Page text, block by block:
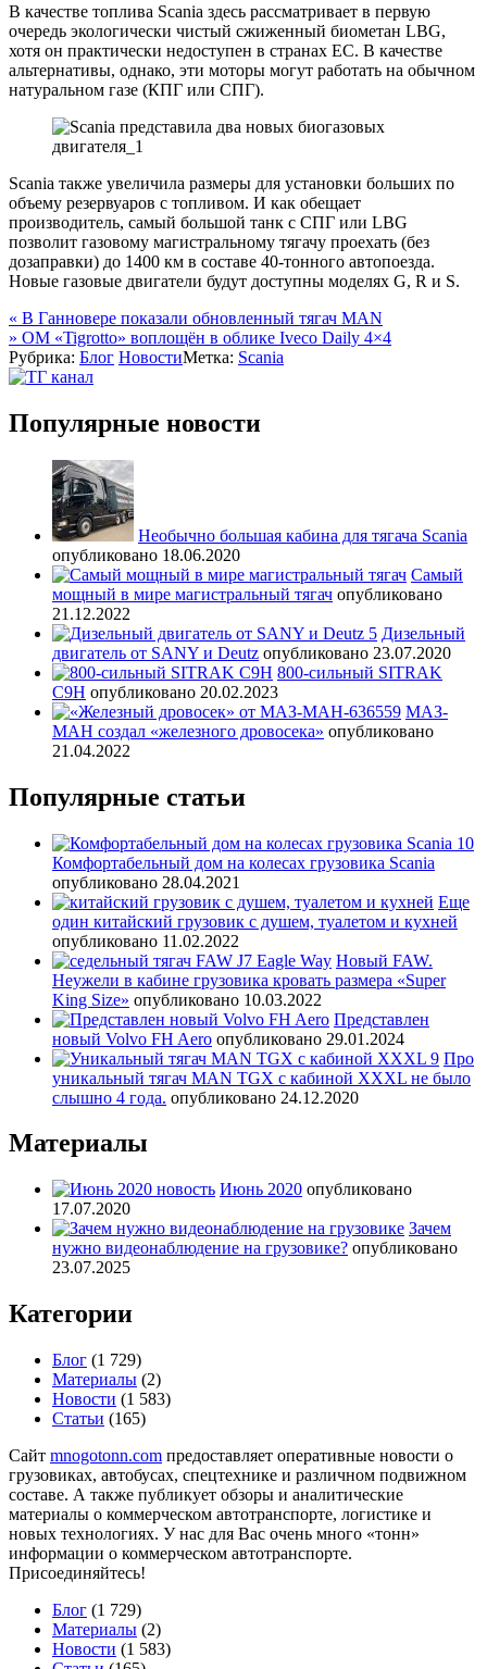
В качестве топлива Scania здесь рассматривает в первую
очередь экологически чистый сжиженный биометан LBG,
хотя он практически недоступен в странах ЕС. В качестве
альтернативы, однако, эти моторы могут работать на обычном
натуральном газе (КПГ или СПГ).
Scania также увеличила размеры для установки больших по
объему резервуаров с топливом. И как обещает
производитель, самый большой танк с СПГ или LBG
позволит газовому магистральному тягачу проехать (без
дозаправки) до 1400 км в составе 40-тонного автопоезда.
Новые газовые двигатели будут доступны моделях G, R и S.
Навигация
по
записям
« В Ганновере показали обновленный тягач MAN
» OM «Tigrotto» воплощён в облике Iveco Daily 4×4
Рубрика: Блог НовостиМетка: Scania
Популярные новости
Необычно большая кабина для тягача Scania
опубликовано 18.06.2020
Самый
мощный в мире магистральный тягач опубликовано
21.12.2022
Дизельный
двигатель от SANY и Deutz опубликовано 23.07.2020
800-сильный SITRAK
C9H опубликовано 20.02.2023
МАЗ-
МАН создал «железного дровосека» опубликовано
21.04.2022
Популярные статьи
Комфортабельный дом на колесах грузовика Scania
опубликовано 28.04.2021
Еще
один китайский грузовик с душем, туалетом и кухней
опубликовано 11.02.2022
Новый FAW.
Неужели в кабине грузовика кровать размера «Super
King Size» опубликовано 10.03.2022
Представлен
новый Volvo FH Aero опубликовано 29.01.2024
Про
уникальный тягач MAN TGX с кабиной XXXL не было
слышно 4 года. опубликовано 24.12.2020
Материалы
Июнь 2020 опубликовано
17.07.2020
Зачем
нужно видеонаблюдение на грузовике? опубликовано
23.07.2025
Категории
Блог (1 729)
Материалы (2)
Новости (1 583)
Статьи (165)
Сайт mnogotonn.com предоставляет оперативные новости о
грузовиках, автобусах, спецтехнике и различном подвижном
составе. А также публикует обзоры и аналитические
материалы о коммерческом автотранспорте, логистике и
новых технологиях. У нас для Вас очень много «тонн»
информации о коммерческом автотранспорте.
Присоединяйтесь!
Блог (1 729)
Материалы (2)
Новости (1 583)